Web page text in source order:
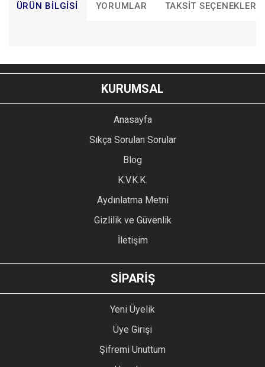
ÜRÜN BILGISI YORUMLAR TAKSIT SEÇENEKLERI
YORUM YAZ
Bu ürünün fiyat bilgisi, resim, ürün açıklamalarında ve diğer
konularda yetersiz gördüğünüz noktaları öneri formunu
kullanarak tarafımıza iletebilirsiniz.
Ürün resmi kalitesiz, bozuk veya görüntülenemiyor.
Ürün açıklamasında eksik bilgiler bulunuyor.
Ürün bilgilerinde hatalar bulunuyor.
Ürün fiyatı diğer sitelerden daha pahalı.
GÖNDER
KURUMSAL
Anasayfa
Sıkça Sorulan Sorular
Blog
K.V.K.K.
Aydınlatma Metni
Gizlilik ve Güvenlik
İletişim
SİPARİŞ
Yeni Üyelik
Üye Girişi
Şifremi Unuttum